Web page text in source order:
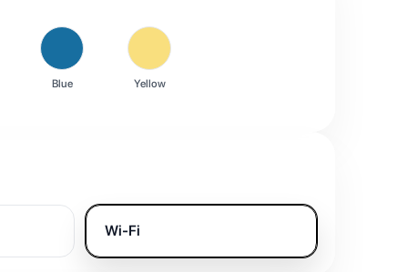
Blue Yellow
Wi-Fi